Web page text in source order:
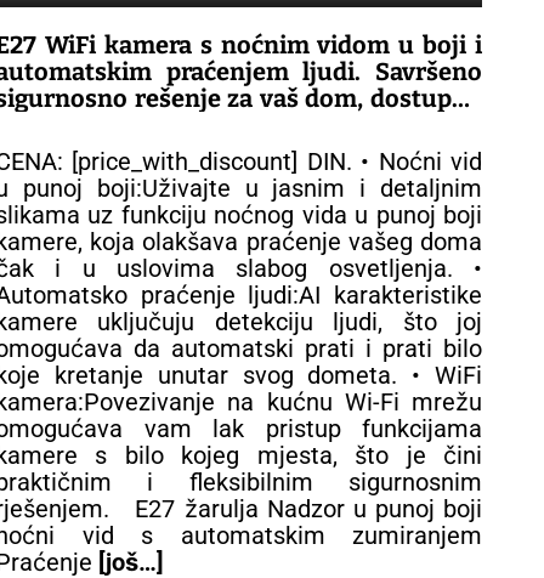
WiFi kamera s noćnim vidom u boji i
praćenjem ljudi. Savršeno
rešenje za vaš dom, dostupno
KAMERE I FOTOAPARATI
[price_with_discount] DIN. • Noćni vid
punoj boji:Uživajte u jasnim i detaljnim
uz funkciju noćnog vida u punoj boji
koja olakšava praćenje vašeg doma
i u uslovima slabog osvetljenja. •
praćenje ljudi:AI karakteristike
uključuju detekciju ljudi, što joj
da automatski prati i prati bilo
kretanje unutar svog dometa. • WiFi
na kućnu Wi-Fi mrežu
vam lak pristup funkcijama
s bilo kojeg mjesta, što je čini
i fleksibilnim sigurnosnim
E27 žarulja Nadzor u punoj boji
vid s automatskim zumiranjem
[još…]